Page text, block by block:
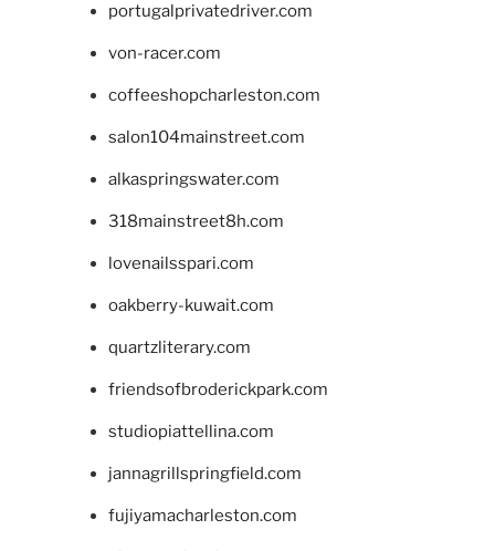
portugalprivatedriver.com
von-racer.com
coffeeshopcharleston.com
salon104mainstreet.com
alkaspringswater.com
318mainstreet8h.com
lovenailsspari.com
oakberry-kuwait.com
quartzliterary.com
friendsofbroderickpark.com
studiopiattellina.com
jannagrillspringfield.com
fujiyamacharleston.com